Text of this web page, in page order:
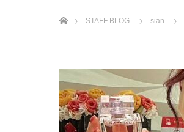
STAFF BLOG
sian